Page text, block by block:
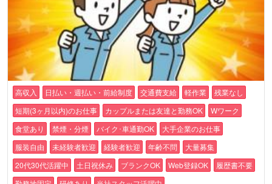
高収入 日払い・週払い・前給制度 交通費支給 軽作業
残業なし
短期(3ヶ月以内)のお仕事
カップルまたは友達と勤務OK
Wワーク
食堂あり
禁煙・分煙 バイク･車通勤OK
大手企業のお仕事
服装自由
未経験者歓迎 経験者歓迎 年齢不問
大量募集
20代30代活躍中
土日祝休み ブランクOK Web登録OK
履歴書不要